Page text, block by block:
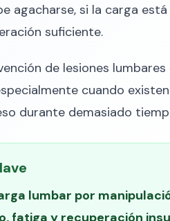
agacharse, si la carga
suficiente.
de lesiones
cuando
durante demasiado
lumbar por
fatiga y recuperación